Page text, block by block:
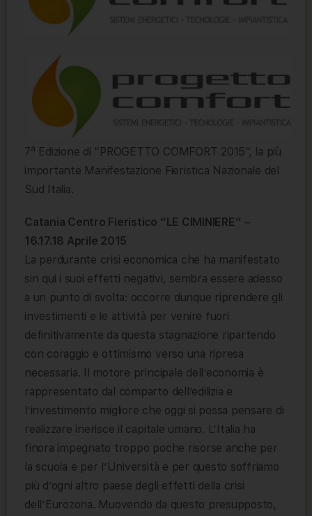
7a Edizione di “PROGETTO COMFORT 2015”, la più
importante Manifestazione Fieristica Nazionale del
Sud Italia.
Catania Centro Fieristico “LE CIMINIERE” –
16.17.18 Aprile 2015
La perdurante crisi economica che ha manifestato
sin qui i suoi effetti negativi, sembra essere adesso
a un punto di svolta: occorre dunque riprendere gli
investimenti e le attività per venire fuori
definitivamente da questa stagnazione ripartendo
con coraggio e ottimismo verso una ripresa
necessaria. Il motore principale dell’economia è
rappresentato dal comparto dell’edilizia e
l’investimento migliore che oggi si possa pensare di
realizzare inerisce il capitale umano. L’Italia ha
finora impegnato troppo poche risorse anche per
la scuola e per l’Università e per questo soffriamo
più d’ogni altro paese degli effetti della crisi
dell’Eurozona. Muovendo da questo presupposto,